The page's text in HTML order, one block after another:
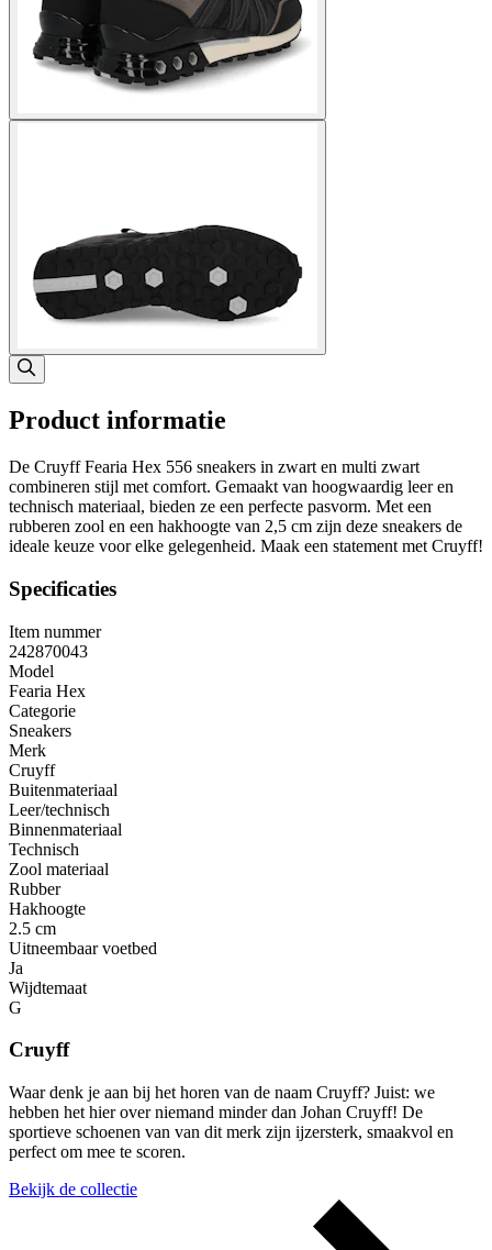
Product informatie
De Cruyff Fearia Hex 556 sneakers in zwart en multi zwart
combineren stijl met comfort. Gemaakt van hoogwaardig leer en
technisch materiaal, bieden ze een perfecte pasvorm. Met een
rubberen zool en een hakhoogte van 2,5 cm zijn deze sneakers de
ideale keuze voor elke gelegenheid. Maak een statement met Cruyff!
Specificaties
Item nummer
242870043
Model
Fearia Hex
Categorie
Sneakers
Merk
Cruyff
Buitenmateriaal
Leer/technisch
Binnenmateriaal
Technisch
Zool materiaal
Rubber
Hakhoogte
2.5 cm
Uitneembaar voetbed
Ja
Wijdtemaat
G
Cruyff
Waar denk je aan bij het horen van de naam Cruyff? Juist: we
hebben het hier over niemand minder dan Johan Cruyff! De
sportieve schoenen van van dit merk zijn ijzersterk, smaakvol en
perfect om mee te scoren.
Bekijk de collectie